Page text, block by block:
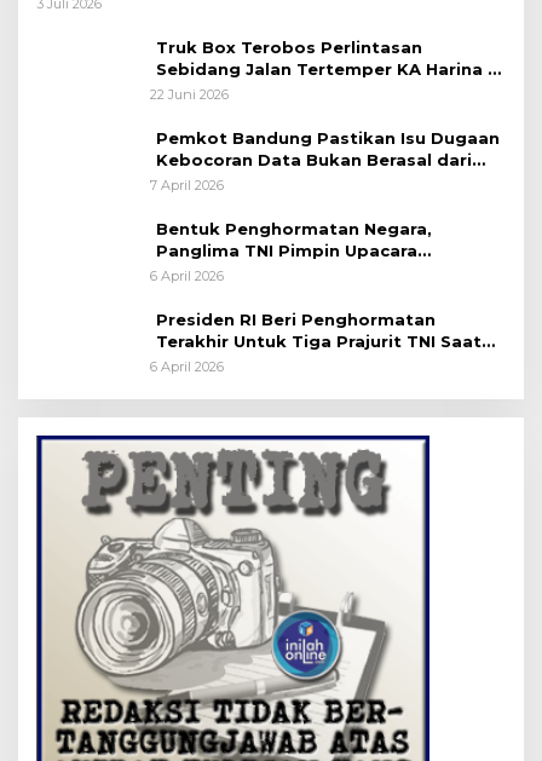
3 Juli 2026
Truk Box Terobos Perlintasan
Sebidang Jalan Tertemper KA Harina di
Jalan Stasiun Poncol-Jrakah Semarang
22 Juni 2026
Pemkot Bandung Pastikan Isu Dugaan
Kebocoran Data Bukan Berasal dari
Server Disdukcapil
7 April 2026
Bentuk Penghormatan Negara,
Panglima TNI Pimpin Upacara
Pemakaman Militer
6 April 2026
Presiden RI Beri Penghormatan
Terakhir Untuk Tiga Prajurit TNI Saat
Persemayaman di Bandara Soekarno-
6 April 2026